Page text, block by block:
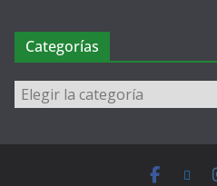
Categorías